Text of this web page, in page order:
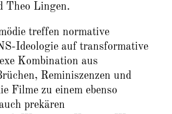
Theo Lingen.
treffen normative
Ideologie auf transformative
Kombination aus
Reminiszenzen und
Filme zu einem ebenso
prekären